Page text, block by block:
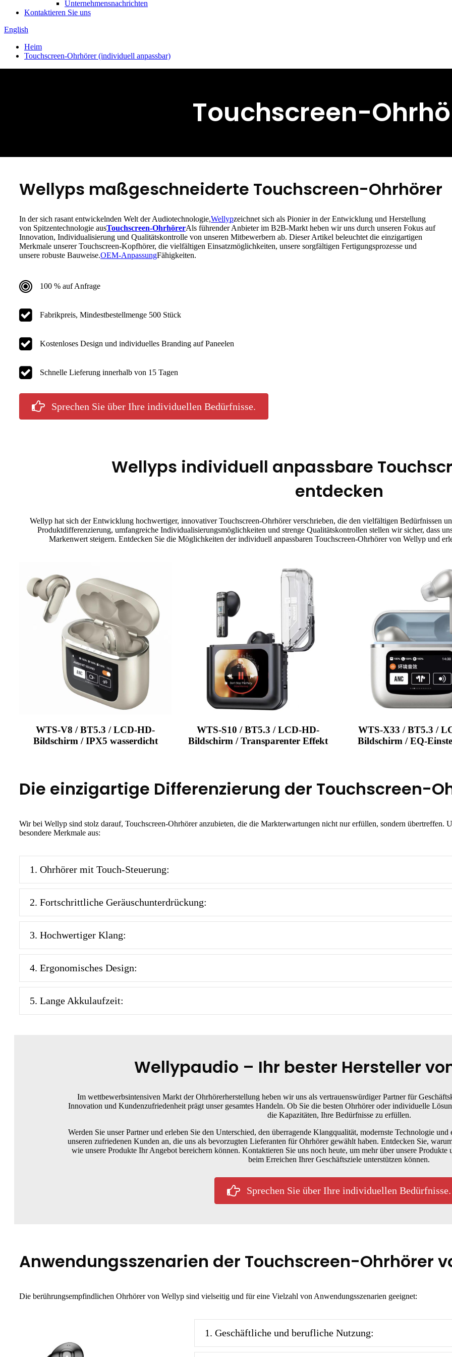
Unternehmensnachrichten
Kontaktieren Sie uns
English
Heim
Touchscreen-Ohrhörer (individuell anpassbar)
Touchscreen-
Wellyps maßgeschneiderte Touchscreen-Ohrhörer
In der sich rasant entwickelnden Welt der Audiotechnologie,Wellypzeichnet sich als Pionier in der Entwicklung und Herstellung
von Spitzentechnologie ausTouchscreen-OhrhörerAls führender Anbieter im B2B-Markt heben wir uns durch unseren Fokus auf
Innovation, Individualisierung und Qualitätskontrolle von unseren Mitbewerbern ab. Dieser Artikel beleuchtet die einzigartigen
Merkmale unserer Touchscreen-Kopfhörer, die vielfältigen Einsatzmöglichkeiten, unsere sorgfältigen Fertigungsprozesse und
unsere robuste Bauweise.OEM-AnpassungFähigkeiten.
100 % auf Anfrage
Fabrikpreis, Mindestbestellmenge 500 Stück
Kostenloses Design und individuelles Branding auf Paneelen
Schnelle Lieferung innerhalb von 15 Tagen
Sprechen Sie über Ihre individuellen Bedürfnisse.
Wellyps individuell anpassbare
entdecken
Wellyp hat sich der Entwicklung hochwertiger, innovativer Touchscreen-Ohrhörer verschrieben, die den vielfältigen Bedürfnissen
Produktdifferenzierung, umfangreiche Individualisierungsmöglichkeiten und strenge Qualitätskontrollen stellen wir sicher, dass
Markenwert steigern. Entdecken Sie die Möglichkeiten der individuell anpassbaren Touchscreen-Ohrhörer von Wellyp und
WTS-V8 / BT5.3 / LCD-HD-
Bildschirm / IPX5 wasserdicht
WTS-S10 / BT5.3 / LCD-HD-
Bildschirm / Transparenter Effekt
WTS-X33 / BT5.3 /
Bildschirm / EQ-
Die einzigartige Differenzierung der Touchscreen-
Wir bei Wellyp sind stolz darauf, Touchscreen-Ohrhörer anzubieten, die die Markterwartungen nicht nur erfüllen, sondern übertreffen.
besondere Merkmale aus:
1. Ohrhörer mit Touch-Steuerung:
2. Fortschrittliche Geräuschunterdrückung:
3. Hochwertiger Klang:
4. Ergonomisches Design:
5. Lange Akkulaufzeit:
Wellypaudio – Ihr bester Hersteller
Im wettbewerbsintensiven Markt der Ohrhörerherstellung heben wir uns als vertrauenswürdiger Partner für
Innovation und Kundenzufriedenheit prägt unser gesamtes Handeln. Ob Sie die besten Ohrhörer oder individuelle
die Kapazitäten, Ihre Bedürfnisse zu erfüllen.
Werden Sie unser Partner und erleben Sie den Unterschied, den überragende Klangqualität, modernste Technologie
unseren zufriedenen Kunden an, die uns als bevorzugten Lieferanten für Ohrhörer gewählt haben. Entdecken Sie,
wie unsere Produkte Ihr Angebot bereichern können. Kontaktieren Sie uns noch heute, um mehr über unsere
beim Erreichen Ihrer Geschäftsziele unterstützen können.
Sprechen Sie über Ihre individuellen Bedürfnisse.
Anwendungsszenarien der Touchscreen-Ohrhörer
Die berührungsempfindlichen Ohrhörer von Wellyp sind vielseitig und für eine Vielzahl von Anwendungsszenarien geeignet:
1. Geschäftliche und berufliche Nutzung: